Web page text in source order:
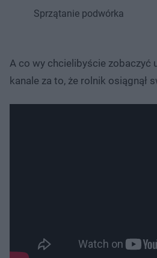
Sprzątanie podwórka
A co wy chcielibyście zobaczyć
kanale za to, że rolnik osiągnął